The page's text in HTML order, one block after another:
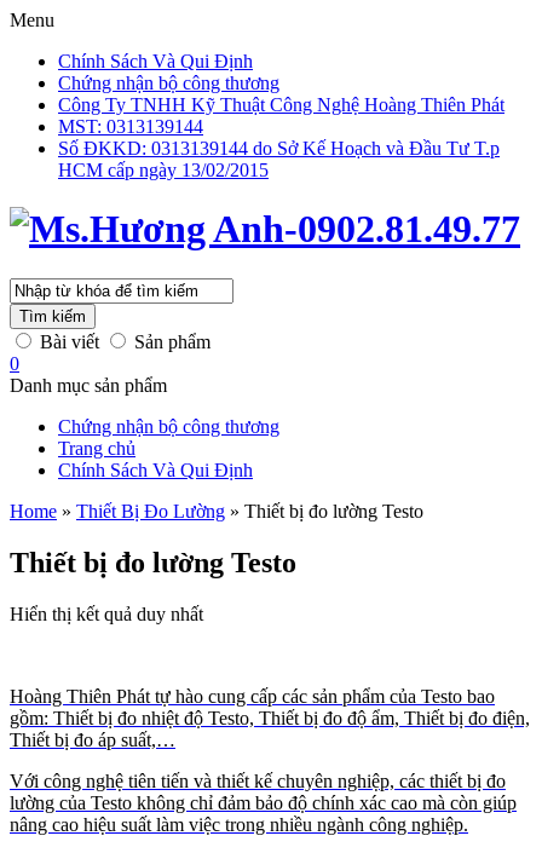
Menu
Chính Sách Và Qui Định
Chứng nhận bộ công thương
Công Ty TNHH Kỹ Thuật Công Nghệ Hoàng Thiên Phát
MST: 0313139144
Số ĐKKD: 0313139144 do Sở Kế Hoạch và Đầu Tư T.p
HCM cấp ngày 13/02/2015
Tìm kiếm
Bài viết
Sản phẩm
0
Danh mục sản phẩm
Chứng nhận bộ công thương
Trang chủ
Chính Sách Và Qui Định
Home » Thiết Bị Đo Lường » Thiết bị đo lường Testo
Thiết bị đo lường Testo
Hiển thị kết quả duy nhất
Hoàng Thiên Phát tự hào cung cấp các sản phẩm của Testo bao
gồm: Thiết bị đo nhiệt độ Testo, Thiết bị đo độ ẩm, Thiết bị đo điện,
Thiết bị đo áp suất,…
Với công nghệ tiên tiến và thiết kế chuyên nghiệp, các thiết bị đo
lường của Testo không chỉ đảm bảo độ chính xác cao mà còn giúp
nâng cao hiệu suất làm việc trong nhiều ngành công nghiệp.